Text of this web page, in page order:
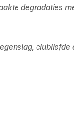
degradaties